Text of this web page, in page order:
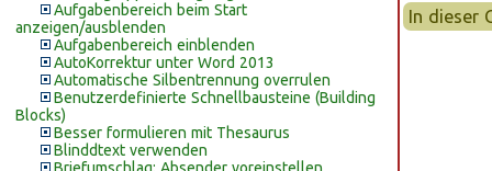
Aufgabenbereich beim Start
anzeigen/ausblenden
Aufgabenbereich einblenden
AutoKorrektur unter Word 2013
Automatische Silbentrennung overrulen
Benutzerdefinierte Schnellbausteine (Building
Blocks)
Besser formulieren mit Thesaurus
Blinddtext verwenden
In dieser